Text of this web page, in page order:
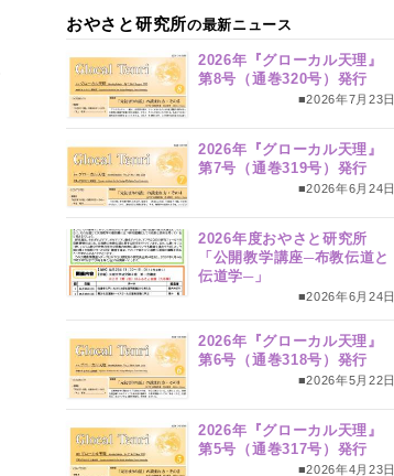
おやさと研究所の最新ニュース
2026年『グローカル天理』
第8号（通巻320号）発行
■2026年7月23日
2026年『グローカル天理』
第7号（通巻319号）発行
■2026年6月24日
2026年度おやさと研究所
「公開教学講座─布教伝道と
伝道学─」
■2026年6月24日
2026年『グローカル天理』
第6号（通巻318号）発行
■2026年5月22日
2026年『グローカル天理』
第5号（通巻317号）発行
■2026年4月23日